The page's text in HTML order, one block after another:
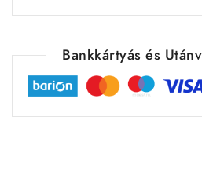
Bankkártyás és